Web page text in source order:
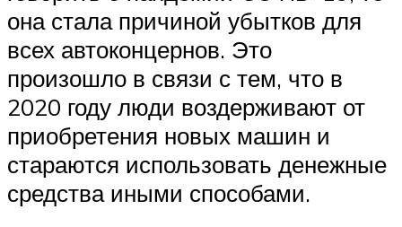
она стала причиной убытков для
всех автоконцернов. Это
произошло в связи с тем, что в
2020 году люди воздерживают от
приобретения новых машин и
стараются использовать денежные
средства иными способами.